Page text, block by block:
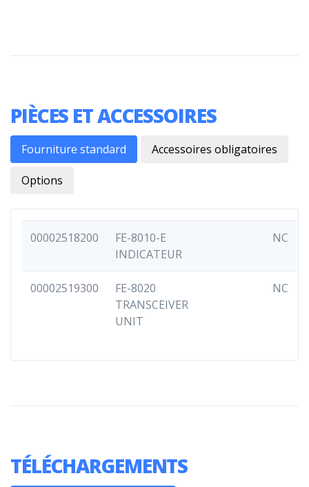
PIÈCES ET ACCESSOIRES
Fourniture standard Accessoires obligatoires
Options
00002518200
FE-8010-E
INDICATEUR
NC
00002519300
FE-8020
TRANSCEIVER
UNIT
NC
TÉLÉCHARGEMENTS